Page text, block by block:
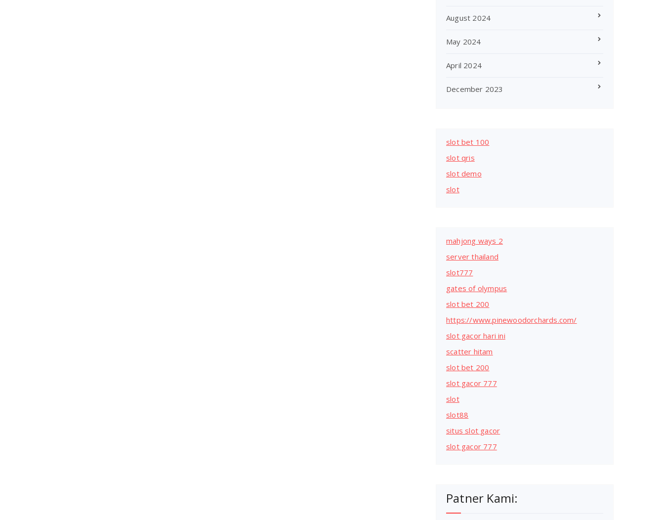
August 2024
May 2024
April 2024
December 2023
slot bet 100
slot qris
slot demo
slot
mahjong ways 2
server thailand
slot777
gates of olympus
slot bet 200
https://www.pinewoodorchards.com/
slot gacor hari ini
scatter hitam
slot bet 200
slot gacor 777
slot
slot88
situs slot gacor
slot gacor 777
Patner Kami: